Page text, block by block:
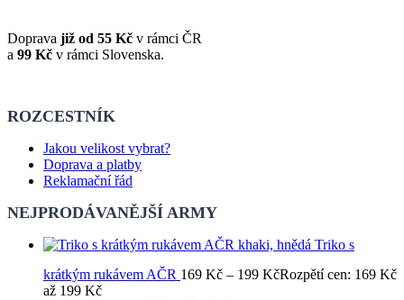
Doprava již od 55 Kč v rámci ČR
a 99 Kč v rámci Slovenska.
ROZCESTNÍK
Jakou velikost vybrat?
Doprava a platby
Reklamační řád
NEJPRODÁVANĚJŠÍ ARMY
Triko s
krátkým rukávem AČR 169 Kč – 199 KčRozpětí cen: 169 Kč
až 199 Kč